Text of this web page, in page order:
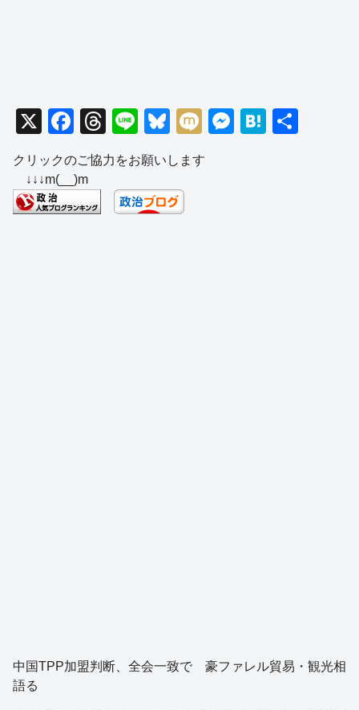
X
F
c
e
b
T
hr
e
a
d
Li
n
e
Bl
u
e
sk
y
M
M
H
クリックのご協力をお願いします
↓↓↓m(__)m
中国TPP加盟判断、全会一致で 豪ファレル貿易・観光相
語る